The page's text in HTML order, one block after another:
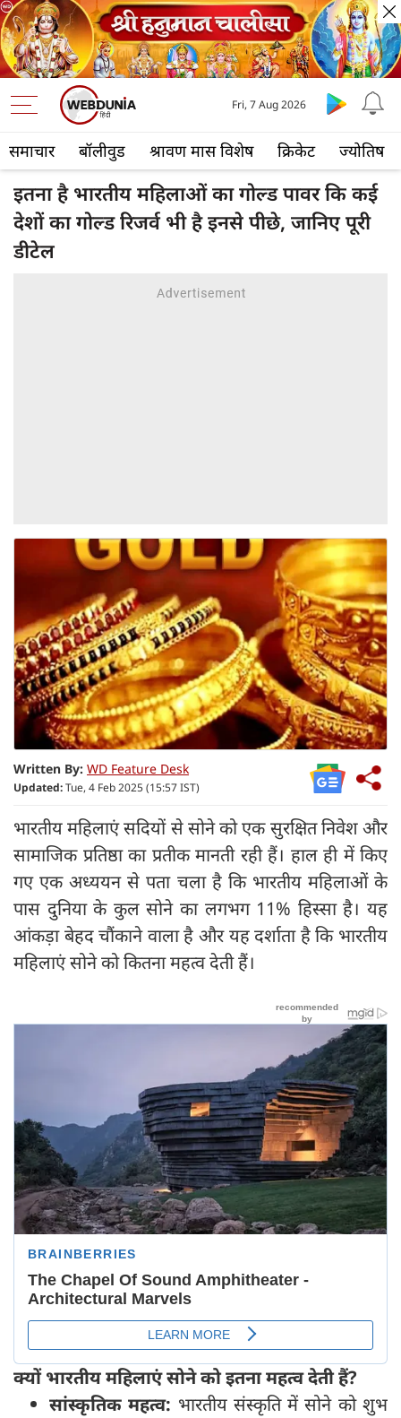
समाचार बॉलीवुड श्रावण मास विशेष क्रिकेट ज्योतिष
Fri, 7 Aug 2026
इतना है भारतीय महिलाओं का गोल्ड पावर कि कई
देशों का गोल्ड रिजर्व भी है इनसे पीछे, जानिए पूरी
डीटेल
Written By: WD Feature Desk
Updated:Tue, 4 Feb 2025 (15:57 IST)
भारतीय महिलाएं सदियों से सोने को एक सुरक्षित निवेश और
सामाजिक प्रतिष्ठा का प्रतीक मानती रही हैं। हाल ही में किए
गए एक अध्ययन से पता चला है कि भारतीय महिलाओं के
पास दुनिया के कुल सोने का लगभग 11% हिस्सा है। यह
आंकड़ा बेहद चौंकाने वाला है और यह दर्शाता है कि भारतीय
महिलाएं सोने को कितना महत्व देती हैं।
क्यों भारतीय महिलाएं सोने को इतना महत्व देती हैं?
सांस्कृतिक महत्व: भारतीय संस्कृति में सोने को शुभ